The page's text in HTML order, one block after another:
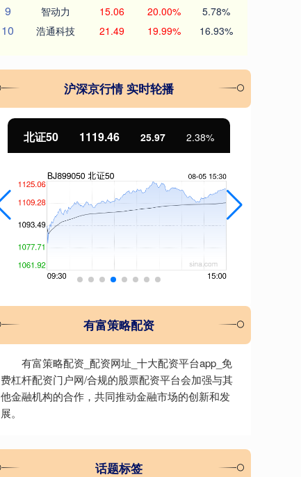
9 智动力 15.06 20.00% 5.78%
10 浩通科技 21.49 19.99% 16.93%
沪深京行情 实时轮播
北证50 1119.46 25.97 2.38%
有富策略配资
有富策略配资_配资网址_十大配资平台app_免
费杠杆配资门户网/合规的股票配资平台会加强与其
他金融机构的合作，共同推动金融市场的创新和发
展。
话题标签